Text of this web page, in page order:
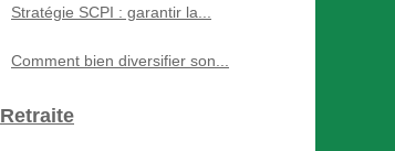
Stratégie SCPI : garantir la...
Comment bien diversifier son...
Retraite